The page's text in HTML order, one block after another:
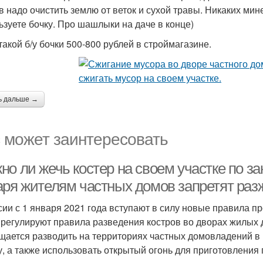
надо очистить землю от веток и сухой травы. Никаких
бочку. Про шашлыки на даче в конце)
б/у бочки 500-800 рублей в строймагазине.
дальше →
заинтересовать
ли жечь костер на своем участке по
жителям частных домов запретят
с 1 января 2021 года вступают в силу новые правила
правила разведения костров во дворах жилых
разводить на территориях частных домовладений
а также использовать открытый огонь для